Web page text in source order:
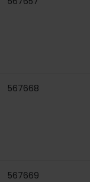
567668
567669